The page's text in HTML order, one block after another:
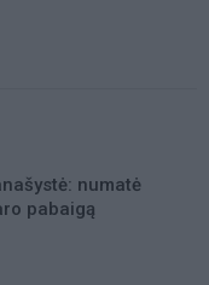
numatė
pabaigą